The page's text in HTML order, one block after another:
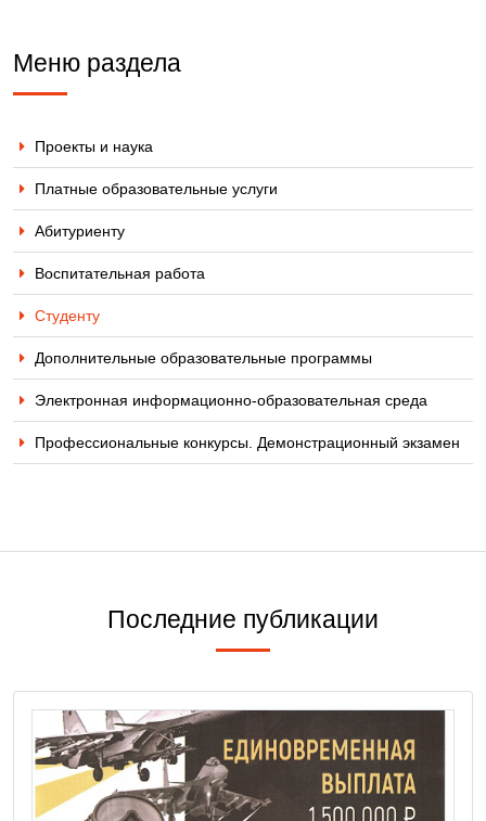
Меню раздела
Проекты и наука
Платные образовательные услуги
Абитуриенту
Воспитательная работа
Студенту
Дополнительные образовательные программы
Электронная информационно-образовательная среда
Профессиональные конкурсы. Демонстрационный экзамен
Последние публикации